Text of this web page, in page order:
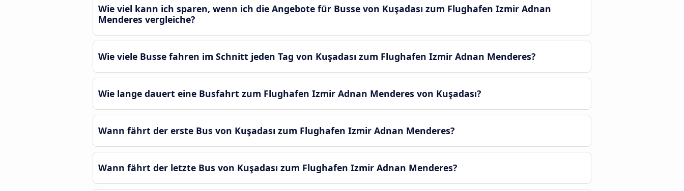
Wie viel kann ich sparen, wenn ich die Angebote für Busse von Kuşadası zum Flughafen Izmir Adnan
Menderes vergleiche?
Wie viele Busse fahren im Schnitt jeden Tag von Kuşadası zum Flughafen Izmir Adnan Menderes?
Wie lange dauert eine Busfahrt zum Flughafen Izmir Adnan Menderes von Kuşadası?
Wann fährt der erste Bus von Kuşadası zum Flughafen Izmir Adnan Menderes?
Wann fährt der letzte Bus von Kuşadası zum Flughafen Izmir Adnan Menderes?